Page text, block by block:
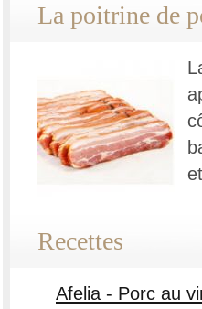
La poitrine de
Recettes
Afelia - Porc au